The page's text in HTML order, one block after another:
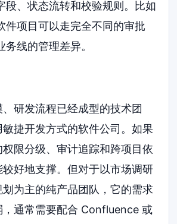
段、状态流转和校验规则。比如
件项目可以走完全不同的审批
线的管理差异。
研发流程已经成型的技术团
捷开发方式的软件公司。如果
权限分级、审计追踪和跨项目依
好地支撑。但对于以市场调研
为主的纯产品团队，它的需求
，通常需要配合 Confluence 或